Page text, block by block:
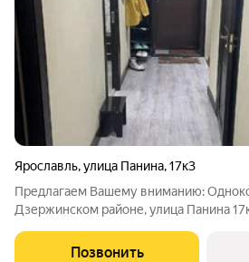
Ярославль,улица Панина,17к3
Предлагаем Вашему вниманию:
Дзержинском районе, улица Панина
состоянии, 6/10- этаж, 16.000 + квар
Позвонить